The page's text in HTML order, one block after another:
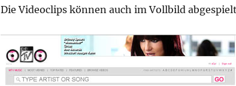
Die Videoclips können auch im Vollbild